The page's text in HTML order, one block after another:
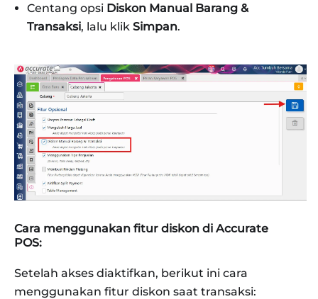
Centang opsi Diskon Manual Barang &
Transaksi, lalu klik Simpan.
Cara menggunakan fitur diskon di Accurate
POS:
Setelah akses diaktifkan, berikut ini cara
menggunakan fitur diskon saat transaksi: